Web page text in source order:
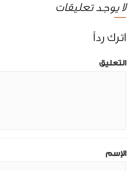
لا يوجد تعليقات
اترك رداً
التعليق
الإسم